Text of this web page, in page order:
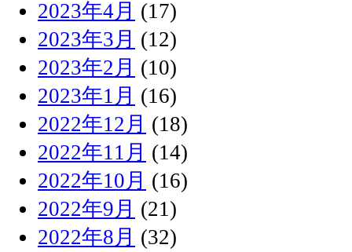
2023年4月 (17)
2023年3月 (12)
2023年2月 (10)
2023年1月 (16)
2022年12月 (18)
2022年11月 (14)
2022年10月 (16)
2022年9月 (21)
2022年8月 (32)